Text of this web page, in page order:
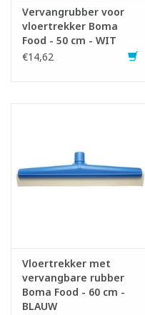
Vervangrubber voor
vloertrekker Boma
Food - 50 cm - WIT
€14,62
Vloertrekker met
vervangbare rubber
Boma Food - 60 cm -
BLAUW